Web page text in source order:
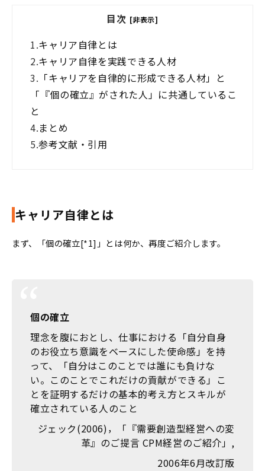
目次 [非表示]
1.キャリア自律とは
2.キャリア自律を実践できる人材
3. 「キャリアを自律的に形成できる人材」と
「『個の確立』がされた人」に共通しているこ
と
4.まとめ
5.参考文献・引用
キャリア自律とは
まず、「個の確立[*1]」とは何か、再度ご紹介します。
個の確立
理念を腹におとし、仕事における「自分自身
のお役立ち意識をベースにした使命感」を持
って、「自分はこのことでは誰にも負けな
い。このことでこれだけの貢献ができる」こ
とを証明するだけの基本的考え方とスキルが
確立されている人のこと
ジェック(2006)，「『需要創造型経営への変
革』のご提言 CPM経営のご紹介」,
2006年6月改訂版